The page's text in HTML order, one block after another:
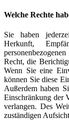
Welche Rechte
Sie haben
Herkunft,
Recht, die
Wenn Sie eine
können Sie diese
Außerdem haben
Einschränkung der
verlangen. Des
zuständigen